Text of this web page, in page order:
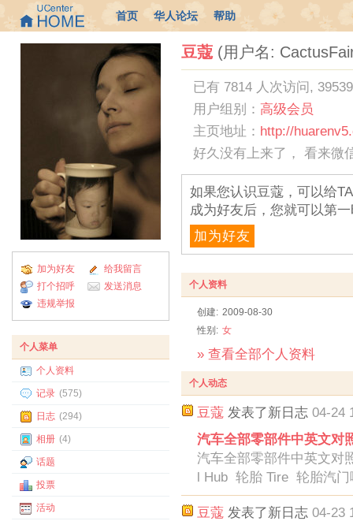
首页 华人论坛 帮助
加为好友
给我留言
打个招呼
发送消息
违规举报
个人菜单
个人资料
记录 (575)
日志 (294)
相册 (4)
话题
投票
活动
豆蔻 (用户名:
已有 7814 人次访问,
用户组别： 高级会员
主页地址： http://
好久没有上来了， 看来微
如果您认识豆蔻，可以给
成为好友后，您就可以第
加为好友
个人资料
创建: 2009-08-30
性别: 女
» 查看全部个人资料
个人动态
豆蔻 发表了新日志 04-24
汽车全部零部件中英文对
汽车全部零部件中英文对
l Hub 轮胎 Tire 轮胎汽门
豆蔻 发表了新日志 04-23